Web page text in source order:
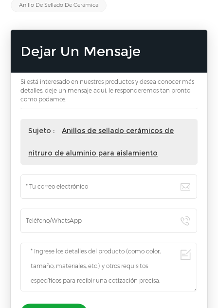
Anillo De Sellado De Cerámica
Dejar Un Mensaje
Si está interesado en nuestros productos y desea conocer más
detalles, deje un mensaje aquí, le responderemos tan pronto
como podamos.
Sujeto : Anillos de sellado cerámicos de
nitruro de aluminio para aislamiento